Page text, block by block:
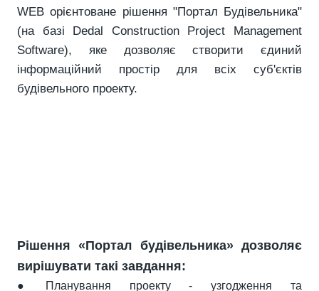
WEB орієнтоване рішення "Портал Будівельника"
(на базі Dedal Construction Project Management
Software), яке дозволяє створити єдиний
інформаційний простір для всіх суб'єктів
будівельного проекту.
Рішення «Портал будівельника» дозволяє
вирішувати такі завдання:
● Планування проекту - узгодження та